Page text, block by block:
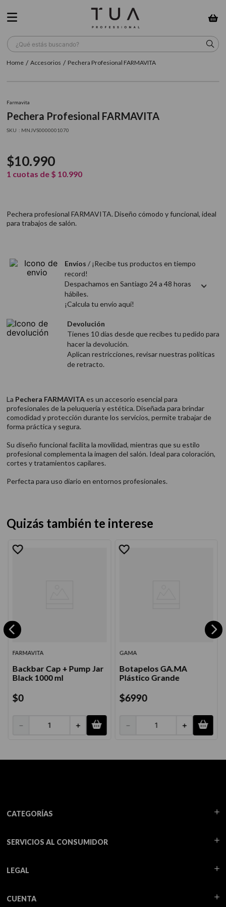
¿Qué estás buscando?
Accesorios Pechera Profesional FARMAVITA
Farmavita
Pechera Profesional FARMAVITA
: MNJVS0000001070
$10.990
1 cuotas de $ 10.990
Pechera profesional FARMAVITA. Diseño cómodo y funcional, ideal
para trabajos de salón.
Envíos / ¡Recibe tus productos en tiempo
record!
Despachamos en Santiago 24 a 48 horas
hábiles.
¡Calcula tu envío aquí!
Devolución
Tienes 10 días desde que recibes tu pedido para
hacer la devolución.
Aplican restricciones, revisar nuestras politicas
de retracto.
La Pechera FARMAVITAes un accesorio esencial para
profesionales de la peluquería y estética. Diseñada para brindar
comodidad y protección durante los servicios, permite trabajar de
forma práctica y segura.
Su diseño funcional facilita la movilidad, mientras que su estilo
profesional complementa la imagen del salón. Ideal para coloración,
cortes y tratamientos capilares.
Perfecta para uso diario en entornos profesionales.
Quizás también te interese
FARMAVITA
Backbar Cap + Pump Jar
Black 1000 ml
$0
＋
－
GAMA
Botapelos GA.MA
Plástico Grande
$6990
＋
－
CATEGORÍAS
SERVICIOS AL CONSUMIDOR
LEGAL
CUENTA
TÉRMINOS MÁS BUSCADOS
5 . cepillo
6. gama
8. loreal